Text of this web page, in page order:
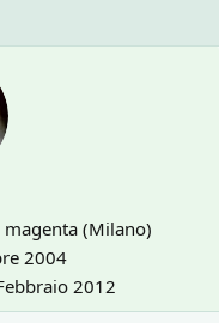
magenta (Milano)
2004
2012